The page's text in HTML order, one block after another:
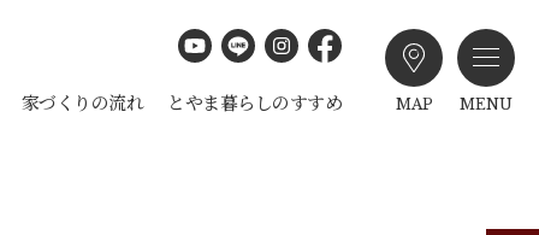
家づくりの流れ とやま暮らしのすすめ MAP MENU